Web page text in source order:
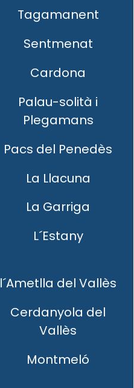
Tagamanent
Sentmenat
Cardona
Palau-solità i
Plegamans
Pacs del Penedès
La Llacuna
La Garriga
L´Estany
l´Ametlla del Vallès
Cerdanyola del
Vallès
Montmeló